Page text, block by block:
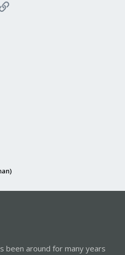
Link
been around for many years